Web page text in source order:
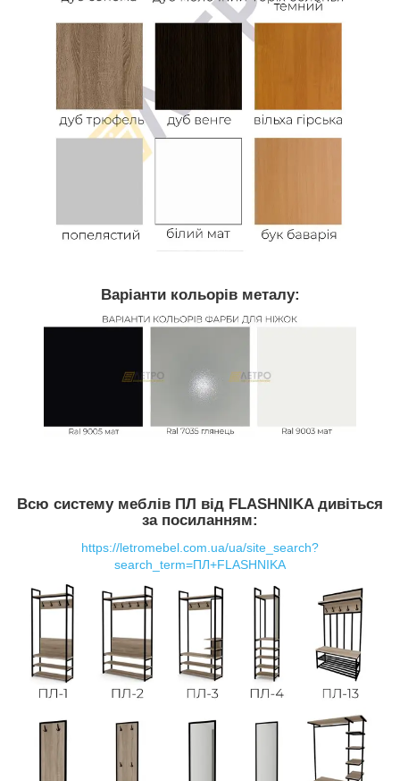
Варіанти кольорів металу:
Всю систему меблів ПЛ від FLASHNIKA дивіться
за посиланням:
https://letromebel.com.ua/ua/site_search?
search_term=ПЛ+FLASHNIKA